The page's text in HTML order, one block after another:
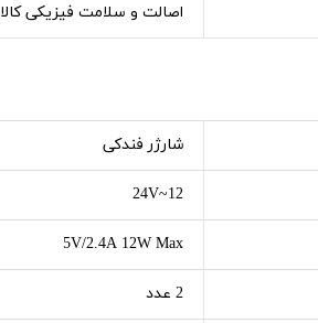
اصالت و سلامت فیزیکی کالا
شارژر فندکی
12~24V
5V/2.4A 12W Max
2 عدد